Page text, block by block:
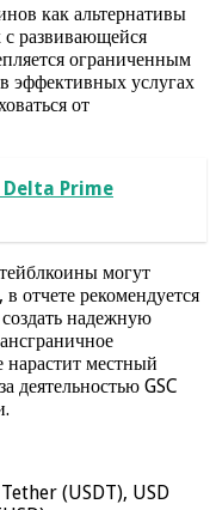
как альтернативы
развивающейся
ограниченным
эффективных услугах
от
Delta Prime
могут
отчете рекомендуется
надежную
нарастит местный
деятельностью GSC
(USDT), USD